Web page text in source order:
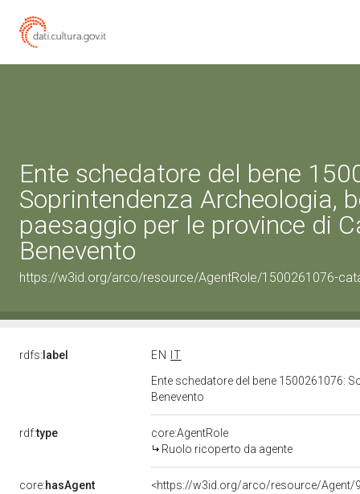
Ente schedatore del bene
Soprintendenza Archeologia,
paesaggio per le province di
Benevento
https://w3id.org/arco/resource/AgentRole/1500261076-
rdfs: label EN
IT
Ente schedatore del bene 1500261076:
Benevento
rdf:type
core:AgentRole
Ruolo ricoperto da agente
core:hasAgent
<https://w3id.org/arco/resource/Agent/